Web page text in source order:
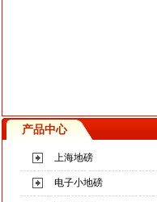
产品中心
上海地磅
电子小地磅